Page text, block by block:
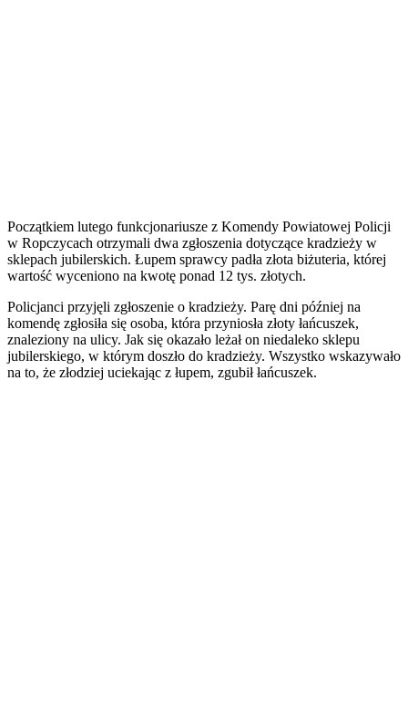
Początkiem lutego funkcjonariusze z Komendy Powiatowej Policji
w Ropczycach otrzymali dwa zgłoszenia dotyczące kradzieży w
sklepach jubilerskich. Łupem sprawcy padła złota biżuteria, której
wartość wyceniono na kwotę ponad 12 tys. złotych.
Policjanci przyjęli zgłoszenie o kradzieży. Parę dni później na
komendę zgłosiła się osoba, która przyniosła złoty łańcuszek,
znaleziony na ulicy. Jak się okazało leżał on niedaleko sklepu
jubilerskiego, w którym doszło do kradzieży. Wszystko wskazywało
na to, że złodziej uciekając z łupem, zgubił łańcuszek.